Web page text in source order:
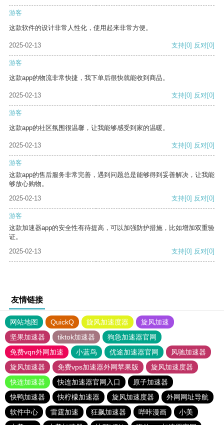
游客
这款软件的设计非常人性化，使用起来非常方便。
2025-02-13 支持[0] 反对[0]
游客
这款app的物流非常快捷，我下单后很快就能收到商品。
2025-02-13 支持[0] 反对[0]
游客
这款app的社区氛围很温馨，让我能够感受到家的温暖。
2025-02-13 支持[0] 反对[0]
游客
这款app的售后服务非常完善，遇到问题总是能够得到妥善解决，让我能
够放心购物。
2025-02-13
支持[0] 反对[0]
游客
这款加速器app的安全性有待提高，可以加强防护措施，比如增加双重验
证。
2025-02-13
支持[0] 反对[0]
友情链接
网站地图 QuickQ 旋风加速度器
旋风加速
坚果加速器
tiktok加速器
狗急加速器官网
免费vqn外网加速
小蓝鸟 优途加速器官网
风驰加速器
旋风加速器
免费vps加速器外网苹果版
旋风加速度器
快连加速器
快连加速器官网入口
原子加速器
快鸭加速器
快柠檬加速器 旋风加速度器
外网网址导航
软件中心
雷霆加速 狂飙加速器 哔咔漫画
小美